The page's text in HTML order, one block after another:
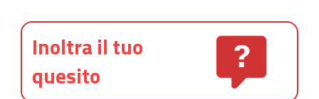
Inoltra il tuo
quesito